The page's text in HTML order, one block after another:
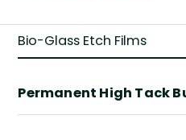
Bio-Glass Etch Films
Permanent High Tack